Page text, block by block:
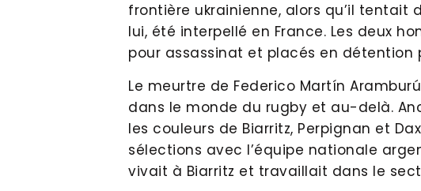
frontière ukrainienne, alors qu’il tentait
lui, été interpellé en France. Les deux
pour assassinat et placés en détention
Le meurtre de Federico Martín
dans le monde du rugby et au-delà.
les couleurs de Biarritz, Perpignan et
sélections avec l’équipe nationale
vivait à Biarritz et travaillait dans le